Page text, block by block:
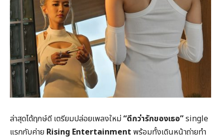
ล่าสุดได้ฤกษ์ดี เตรียมปล่อยเพลงใหม่“ดีกว่ารักของเธอ”single
แรกกับค่าย Rising Entertainment พร้อมทั้งเดินหน้าถ่ายทำ